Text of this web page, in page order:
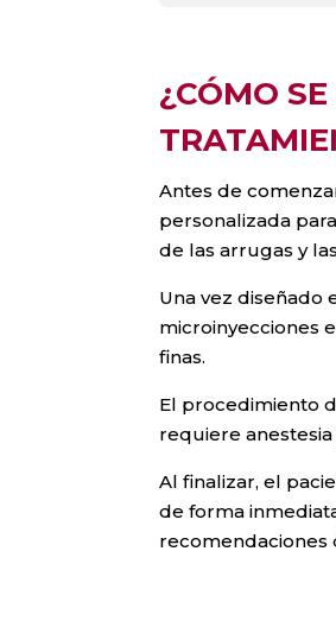
¿CÓMO
Antes de
personalizada
de las arrugas y
Una vez diseñado
microinyecciones
finas.
El procedimiento
requiere
Al finalizar, el
de forma
recomendaciones